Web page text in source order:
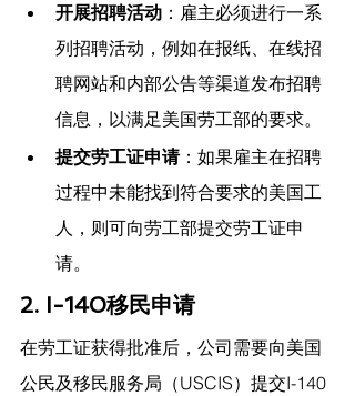
开展招聘活动 ：雇主必须进行一系
列招聘活动，例如在报纸、在线招
聘网站和内部公告等渠道发布招聘
信息，以满足美国劳工部的要求。
提交劳工证申请：如果雇主在招聘
过程中未能找到符合要求的美国工
人，则可向劳工部提交劳工证申
请。
2. I-140移民申请
在劳工证获得批准后，公司需要向美国
公民及移民服务局（USCIS）提交I-140